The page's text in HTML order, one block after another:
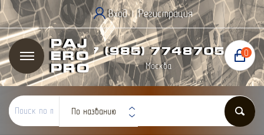
Вход | Регистрация
Paj
ero
Pro
+7 (985) 7748705
Москва
0
По названию